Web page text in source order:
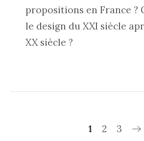
propositions en France ?
le design du XXI siècle
XX siècle ?
1 2 3